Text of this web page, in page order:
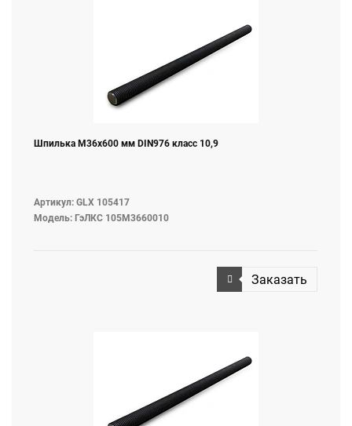
Шпилька M36х600 мм DIN976 класс 10,9
Артикул: GLX 105417
Модель: ГэЛКС 105М3660010
Заказать